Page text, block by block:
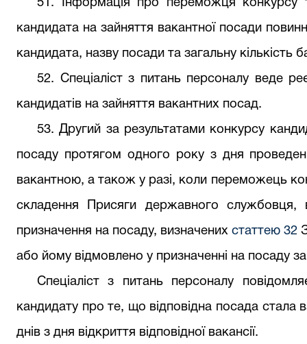
51 . Інформація про переможця конкурсу
кандидата на зайняття вакантної посади
кандидата, назву посади та загальну кількість
52. Спеціаліст з питань персоналу веде
кандидатів на зайняття вакантних посад.
53. Другий за результатами конкурсу
посаду протягом одного року з дня
вакантною, а також у разі, коли переможець
складення Присяги державного
призначення на посаду, визначених статтею 32
або йому відмовлено у призначенні на посаду
Спеціаліст з питань персоналу
кандидату про те, що відповідна посада стала
днів з дня відкриття відповідної вакансії.